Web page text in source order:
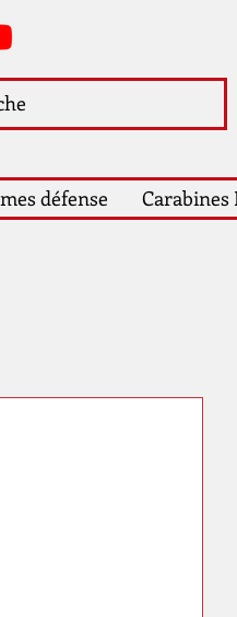
défense Carabines